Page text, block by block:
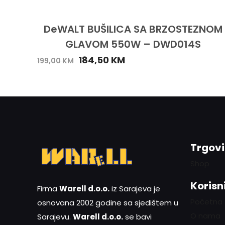
DeWALT BUŠILICA SA BRZOSTEZNOM
GLAVOM 550W – DWD014S
199,00KM 184,50 KM
Firma Warell d.o.o.iz Sarajeva je
osnovana 2002 godine sa sjedištem u
Sarajevu. Warell d.o.o.se bavi